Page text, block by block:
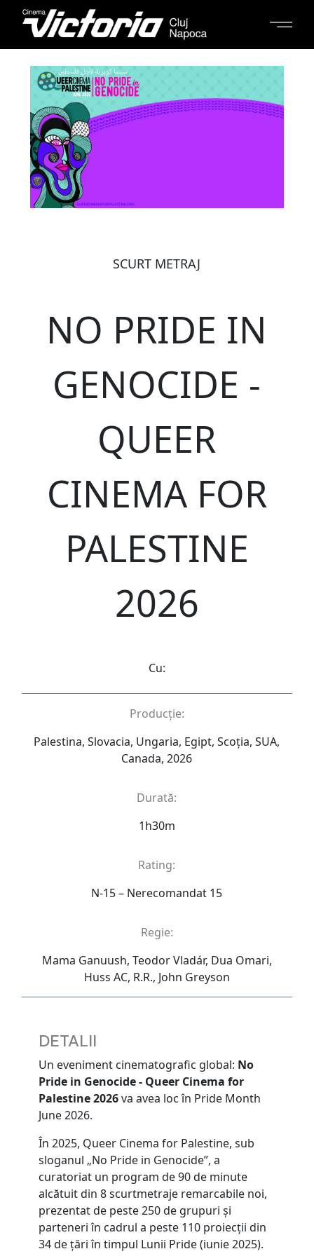
SCURT METRAJ
NO PRIDE IN
GENOCIDE -
QUEER
CINEMA FOR
PALESTINE
2026
Cu:
Producție:
Palestina, Slovacia, Ungaria, Egipt, Scoția, SUA,
Canada, 2026
Durată:
1h30m
Rating:
N-15 – Nerecomandat 15
Regie:
Mama Ganuush, Teodor Vladár, Dua Omari,
Huss AC, R.R., John Greyson
DETALII
Un eveniment cinematografic global: No
Pride in Genocide - Queer Cinema for
Palestine 2026va avea loc în Pride Month
June 2026.
În 2025, Queer Cinema for Palestine, sub
sloganul „No Pride in Genocide”, a
curatoriat un program de 90 de minute
alcătuit din 8 scurtmetraje remarcabile noi,
prezentat de peste 250 de grupuri și
parteneri în cadrul a peste 110 proiecții din
34 de țări în timpul Lunii Pride (iunie 2025).